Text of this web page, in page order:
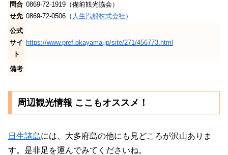
問合
せ先
0869-72-1919（備前観光協会）
0869‐72‐0506（ 大生汽船株式会社 ）
公式
サイ
ト
https://www.pref.okayama.jp/site/271/456773.html
備考
周辺観光情報 ここもオススメ！
日生諸島には、大多府島の他にも見どころが沢山ありま
す。是非足を運んでみてくださいね。